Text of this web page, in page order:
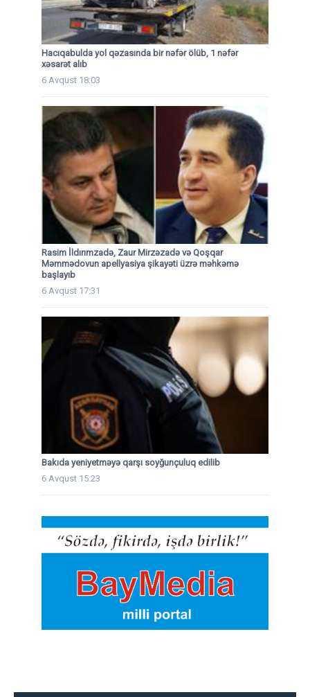
Hacıqabulda yol qəzasında bir nəfər ölüb, 1 nəfər
xəsarət alıb
6 Avqust 18:03
Rasim İldırımzadə, Zaur Mirzəzadə və Qoşqar
Məmmədovun apellyasiya şikayəti üzrə məhkəmə
başlayıb
6 Avqust 17:31
Bakıda yeniyetməyə qarşı soyğunçuluq edilib
6 Avqust 15:23